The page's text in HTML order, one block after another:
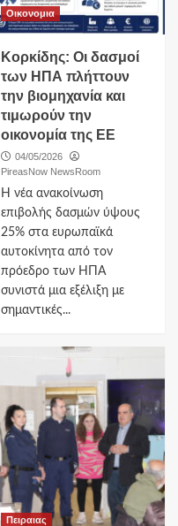
Οικονομια
Κορκίδης: Οι δασμοί
των ΗΠΑ πλήττουν
την βιομηχανία και
τιμωρούν την
οικονομία της ΕΕ
04/05/2026
PireasNow NewsRoom
Η νέα ανακοίνωση
επιβολής δασμών ύψους
25% στα ευρωπαϊκά
αυτοκίνητα από τον
πρόεδρο των ΗΠΑ
συνιστά μια εξέλιξη με
σημαντικές...
Πειραιας